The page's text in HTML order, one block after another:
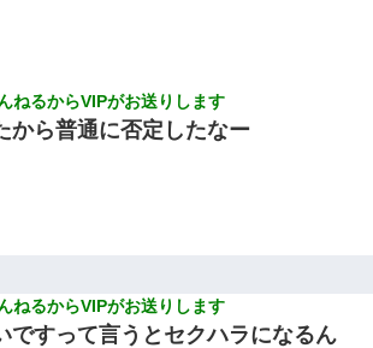
ら、突然ガガッ！って音がして…
がして下さい」その後、録音内容を父に聞か
ねるからVIPがお送りします
から普通に否定したなー
ねるからVIPがお送りします
ですって言うとセクハラになるん